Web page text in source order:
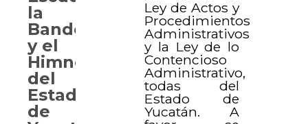
Ley de Actos y
Procedimientos
Administrativos
y la Ley de lo
Contencioso
Administrativo,
todas del
Estado de
Yucatán. A
la
Bandera
y el
Himno
del
Estado
de